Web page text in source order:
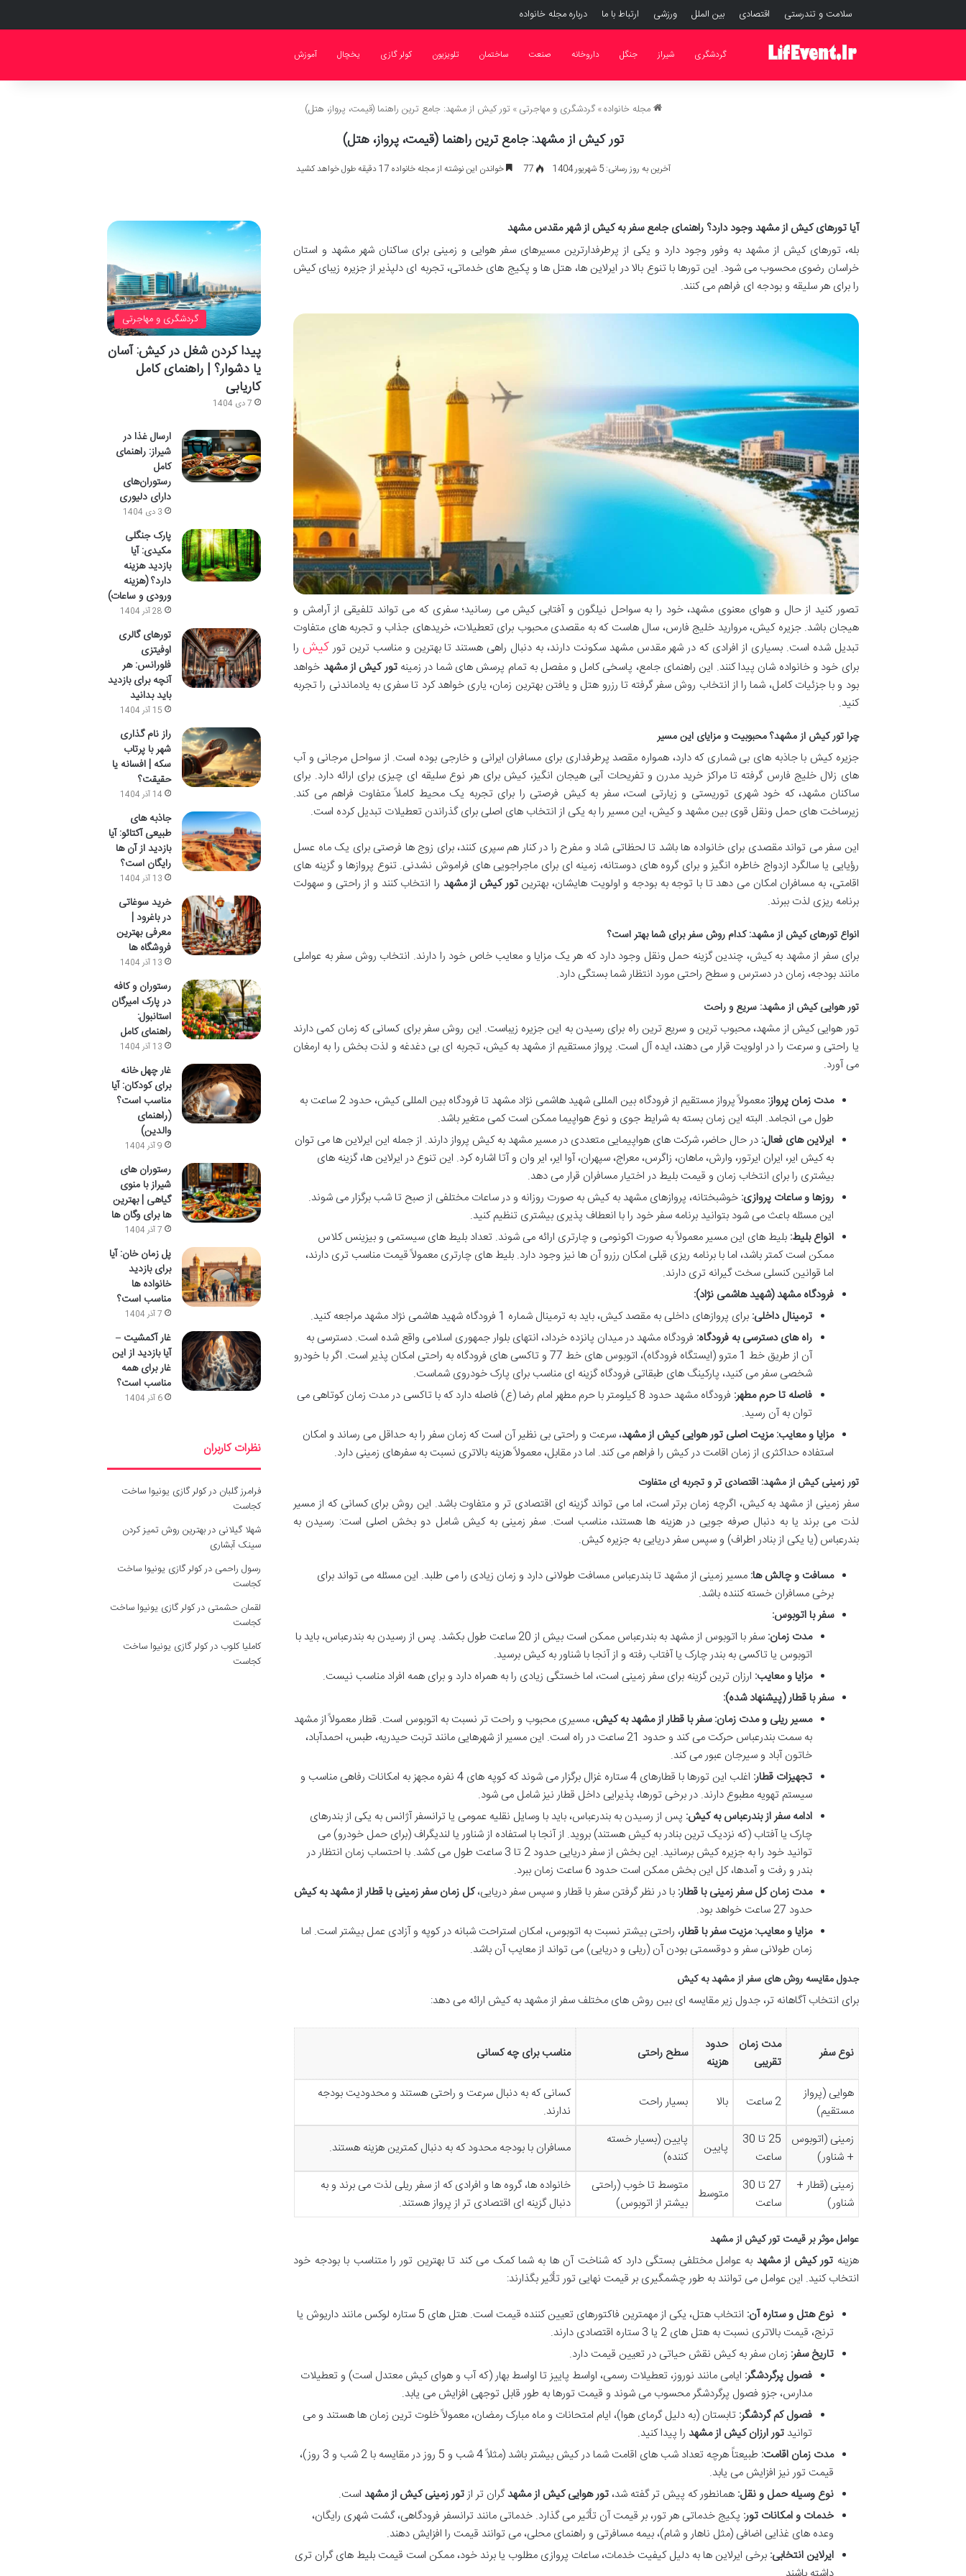
سلامت و تندرستی اقتصادی بین الملل ورزشی ارتباط با ما درباره مجله خانواده
گردشگری شیراز جنگل داروخانه صنعت ساختمان تلویزیون کولر گازی یخچال آموزش
مجله خانواده» گردشگری و مهاجرتی » تور کیش از مشهد: جامع ترین راهنما (قیمت، پرواز، هتل)
تور کیش از مشهد: جامع ترین راهنما (قیمت، پرواز، هتل)
آخرین به روز رسانی: 5 شهریور 1404 77 خواندن این نوشته از مجله خانواده 17 دقیقه طول خواهد کشید
آیا تورهای کیش از مشهد وجود دارد؟ راهنمای جامع سفر به کیش از شهر مقدس مشهد
بله، تورهای کیش از مشهد به وفور وجود دارد و یکی از پرطرفدارترین مسیرهای سفر هوایی و زمینی برای ساکنان شهر مشهد و استان
خراسان رضوی محسوب می شود. این تورها با تنوع بالا در ایرلاین ها، هتل ها و پکیج های خدماتی، تجربه ای دلپذیر از جزیره زیبای کیش
را برای هر سلیقه و بودجه ای فراهم می کنند.
تصور کنید از حال و هوای معنوی مشهد، خود را به سواحل نیلگون و آفتابی کیش می رسانید؛ سفری که می تواند تلفیقی از آرامش و
هیجان باشد. جزیره کیش، مروارید خلیج فارس، سال هاست که به مقصدی محبوب برای تعطیلات، خریدهای جذاب و تجربه های متفاوت
تبدیل شده است. بسیاری از افرادی که در شهر مقدس مشهد سکونت دارند، به دنبال راهی هستند تا بهترین و مناسب ترین تور کیشرا
برای خود و خانواده شان پیدا کنند. این راهنمای جامع، پاسخی کامل و مفصل به تمام پرسش های شما در زمینهتور کیش از مشهد خواهد
بود و با جزئیات کامل، شما را از انتخاب روش سفر گرفته تا رزرو هتل و یافتن بهترین زمان، یاری خواهد کرد تا سفری به یادماندنی را تجربه
کنید.
چرا تور کیش از مشهد؟ محبوبیت و مزایای این مسیر
جزیره کیش با جاذبه های بی شماری که دارد، همواره مقصد پرطرفداری برای مسافران ایرانی و خارجی بوده است. از سواحل مرجانی و آب
های زلال خلیج فارس گرفته تا مراکز خرید مدرن و تفریحات آبی هیجان انگیز، کیش برای هر نوع سلیقه ای چیزی برای ارائه دارد. برای
ساکنان مشهد، که خود شهری توریستی و زیارتی است، سفر به کیش فرصتی را برای تجربه یک محیط کاملاً متفاوت فراهم می کند.
زیرساخت های حمل ونقل قوی بین مشهد و کیش، این مسیر را به یکی از انتخاب های اصلی برای گذراندن تعطیلات تبدیل کرده است.
این سفر می تواند مقصدی برای خانواده ها باشد تا لحظاتی شاد و مفرح را در کنار هم سپری کنند، برای زوج ها فرصتی برای یک ماه عسل
رؤیایی یا سالگرد ازدواج خاطره انگیز و برای گروه های دوستانه، زمینه ای برای ماجراجویی های فراموش نشدنی. تنوع پروازها و گزینه های
اقامتی، به مسافران امکان می دهد تا با توجه به بودجه و اولویت هایشان، بهترینتور کیش از مشهد را انتخاب کنند و از راحتی و سهولت
برنامه ریزی لذت ببرند.
انواع تورهای کیش از مشهد: کدام روش سفر برای شما بهتر است؟
برای سفر از مشهد به کیش، چندین گزینه حمل ونقل وجود دارد که هر یک مزایا و معایب خاص خود را دارند. انتخاب روش سفر به عواملی
مانند بودجه، زمان در دسترس و سطح راحتی مورد انتظار شما بستگی دارد.
تور هوایی کیش از مشهد: سریع و راحت
تور هوایی کیش از مشهد، محبوب ترین و سریع ترین راه برای رسیدن به این جزیره زیباست. این روش سفر برای کسانی که زمان کمی دارند
یا راحتی و سرعت را در اولویت قرار می دهند، ایده آل است. پرواز مستقیم از مشهد به کیش، تجربه ای بی دغدغه و لذت بخش را به ارمغان
می آورد.
مدت زمان پرواز:
معمولاً پرواز مستقیم از فرودگاه بین المللی شهید هاشمی نژاد مشهد تا فرودگاه بین المللی کیش، حدود 2 ساعت به
طول می انجامد. البته این زمان بسته به شرایط جوی و نوع هواپیما ممکن است کمی متغیر باشد.
ایرلاین های فعال: در حال حاضر، شرکت های هواپیمایی متعددی در مسیر مشهد به کیش پرواز دارند. از جمله این ایرلاین ها می توان
به کیش ایر، ایران ایرتور، وارش، ماهان، زاگرس، معراج، سپهران، آوا ایر، ایر وان و آتا اشاره کرد. این تنوع در ایرلاین ها، گزینه های
بیشتری را برای انتخاب زمان و قیمت بلیط در اختیار مسافران قرار می دهد.
روزها و ساعات پروازی: خوشبختانه، پروازهای مشهد به کیش به صورت روزانه و در ساعات مختلفی از صبح تا شب برگزار می شوند.
این مسئله باعث می شود بتوانید برنامه سفر خود را با انعطاف پذیری بیشتری تنظیم کنید.
انواع بلیط: بلیط های این مسیر معمولاً به صورت اکونومی و چارتری ارائه می شوند. تعداد بلیط های سیستمی و بیزینس کلاس
ممکن است کمتر باشد، اما با برنامه ریزی قبلی امکان رزرو آن ها نیز وجود دارد. بلیط های چارتری معمولاً قیمت مناسب تری دارند،
اما قوانین کنسلی سخت گیرانه تری دارند.
فرودگاه مشهد (شهید هاشمی نژاد):
ترمینال داخلی: برای پروازهای داخلی به مقصد کیش، باید به ترمینال شماره 1 فرودگاه شهید هاشمی نژاد مشهد مراجعه کنید.
راه های دسترسی به فرودگاه: فرودگاه مشهد در میدان پانزده خرداد، انتهای بلوار جمهوری اسلامی واقع شده است. دسترسی به
آن از طریق خط 1 مترو (ایستگاه فرودگاه)، اتوبوس های خط 77 و تاکسی های فرودگاه به راحتی امکان پذیر است. اگر با خودرو
شخصی سفر می کنید، پارکینگ های طبقاتی فرودگاه گزینه ای مناسب برای پارک خودروی شماست.
فاصله تا حرم مطهر:
فرودگاه مشهد حدود 8 کیلومتر با حرم مطهر امام رضا (ع) فاصله دارد که با تاکسی در مدت زمان کوتاهی می
توان به آن رسید.
مزایا و معایب: مزیت اصلی تور هوایی کیش از مشهد، سرعت و راحتی بی نظیر آن است که زمان سفر را به حداقل می رساند و امکان
استفاده حداکثری از زمان اقامت در کیش را فراهم می کند. اما در مقابل، معمولاً هزینه بالاتری نسبت به سفرهای زمینی دارد.
تور زمینی کیش از مشهد: اقتصادی تر و تجربه ای متفاوت
سفر زمینی از مشهد به کیش، اگرچه زمان برتر است، اما می تواند گزینه ای اقتصادی تر و متفاوت باشد. این روش برای کسانی که از مسیر
لذت می برند یا به دنبال صرفه جویی در هزینه ها هستند، مناسب است. سفر زمینی به کیش شامل دو بخش اصلی است: رسیدن به
بندرعباس (یا یکی از بنادر اطراف) و سپس سفر دریایی به جزیره کیش.
مسافت و چالش ها: مسیر زمینی از مشهد تا بندرعباس مسافت طولانی دارد و زمان زیادی را می طلبد. این مسئله می تواند برای
برخی مسافران خسته کننده باشد.
سفر با اتوبوس:
مدت زمان:
سفر با اتوبوس از مشهد به بندرعباس ممکن است بیش از 20 ساعت طول بکشد. پس از رسیدن به بندرعباس، باید با
اتوبوس یا تاکسی به بندر چارک یا آفتاب رفته و از آنجا با شناور به کیش برسید.
مزایا و معایب: ارزان ترین گزینه برای سفر زمینی است، اما خستگی زیادی را به همراه دارد و برای همه افراد مناسب نیست.
سفر با قطار (پیشنهاد شده):
مسیر ریلی و مدت زمان: سفر با قطار از مشهد به کیش، مسیری محبوب و راحت تر نسبت به اتوبوس است. قطار معمولاً از مشهد
به سمت بندرعباس حرکت می کند و حدود 21 ساعت در راه است. این مسیر از شهرهایی مانند تربت حیدریه، طبس، احمدآباد،
خاتون آباد و سیرجان عبور می کند.
تجهیزات قطار:
اغلب این تورها با قطارهای 4 ستاره غزال برگزار می شوند که کوپه های 4 نفره مجهز به امکانات رفاهی مناسب و
سیستم تهویه مطبوع دارند. در برخی تورها، پذیرایی داخل قطار نیز شامل می شود.
ادامه سفر از بندرعباس به کیش: پس از رسیدن به بندرعباس، باید با وسایل نقلیه عمومی یا ترانسفر آژانس به یکی از بندرهای
چارک یا آفتاب (که نزدیک ترین بنادر به کیش هستند) بروید. از آنجا با استفاده از شناور یا لندیگراف (برای حمل خودرو) می
توانید خود را به جزیره کیش برسانید. این بخش از سفر دریایی حدود 2 تا 3 ساعت طول می کشد. با احتساب زمان انتظار در
بندر و رفت و آمدها، کل این بخش ممکن است حدود 6 ساعت زمان ببرد.
مدت زمان کل سفر زمینی با قطار: با در نظر گرفتن سفر با قطار و سپس سفر دریایی،کل زمان سفر زمینی با قطار از مشهد به کیش
حدود 27 ساعت خواهد بود.
مزایا و معایب: مزیت سفر با قطار، راحتی بیشتر نسبت به اتوبوس، امکان استراحت شبانه در کوپه و آزادی عمل بیشتر است. اما
زمان طولانی سفر و دوقسمتی بودن آن (ریلی و دریایی) می تواند از معایب آن باشد.
جدول مقایسه روش های سفر از مشهد به کیش
برای انتخاب آگاهانه تر، جدول زیر مقایسه ای بین روش های مختلف سفر از مشهد به کیش ارائه می دهد:
نوع سفر
مدت زمان
تقریبی
حدود
هزینه
سطح راحتی مناسب برای چه کسانی
هوایی (پرواز
مستقیم)
2 ساعت بالا بسیار راحت
کسانی که به دنبال سرعت و راحتی هستند و محدودیت بودجه
ندارند.
زمینی (اتوبوس
+ شناور)
25 تا 30
ساعت
پایین
پایین (بسیار خسته
کننده)
مسافران با بودجه محدود که به دنبال کمترین هزینه هستند.
زمینی (قطار +
شناور)
27 تا 30
ساعت
متوسط
متوسط تا خوب (راحتی
بیشتر از اتوبوس)
خانواده ها، گروه ها و افرادی که از سفر ریلی لذت می برند و به
دنبال گزینه ای اقتصادی تر از پرواز هستند.
عوامل موثر بر قیمت تور کیش از مشهد
هزینه تور کیش از مشهد به عوامل مختلفی بستگی دارد که شناخت آن ها به شما کمک می کند تا بهترین تور را متناسب با بودجه خود
انتخاب کنید. این عوامل می توانند به طور چشمگیری بر قیمت نهایی تور تأثیر بگذارند:
نوع هتل و ستاره آن:
انتخاب هتل، یکی از مهمترین فاکتورهای تعیین کننده قیمت است. هتل های 5 ستاره لوکس مانند داریوش یا
ترنج، قیمت بالاتری نسبت به هتل های 2 یا 3 ستاره اقتصادی دارند.
تاریخ سفر: زمان سفر به کیش نقش حیاتی در تعیین قیمت دارد.
فصول پرگردشگر: ایامی مانند نوروز، تعطیلات رسمی، اواسط پاییز تا اواسط بهار (که آب و هوای کیش معتدل است) و تعطیلات
مدارس، جزو فصول پرگردشگر محسوب می شوند و قیمت تورها به طور قابل توجهی افزایش می یابد.
فصول کم گردشگر: تابستان (به دلیل گرمای هوا)، ایام امتحانات و ماه مبارک رمضان، معمولاً خلوت ترین زمان ها هستند و می
توانیدتور ارزان کیش از مشهد را پیدا کنید.
مدت زمان اقامت:
طبیعتاً هرچه تعداد شب های اقامت شما در کیش بیشتر باشد (مثلاً 4 شب و 5 روز در مقایسه با 2 شب و 3 روز)،
قیمت تور نیز افزایش می یابد.
نوع وسیله حمل و نقل: همانطور که پیش تر گفته شد،تور هوایی کیش از مشهدگران تر ازتور زمینی کیش از مشهد است.
خدمات و امکانات تور: پکیج خدماتی هر تور، بر قیمت آن تأثیر می گذارد. خدماتی مانند ترانسفر فرودگاهی، گشت شهری رایگان،
وعده های غذایی اضافی (مثل ناهار و شام)، بیمه مسافرتی و راهنمای محلی، می توانند قیمت را افزایش دهند.
ایرلاین انتخابی: برخی ایرلاین ها به دلیل کیفیت خدمات، ساعات پروازی مطلوب یا برند خود، ممکن است قیمت بلیط های گران تری
گردشگری و مهاجرتی
پیدا کردن شغل در کیش: آسان
یا دشوار؟ | راهنمای کامل
کاریابی
7 دی 1404
ارسال غذا در
شیراز: راهنمای
کامل
رستوران‌های
دارای دلیوری
3 دی 1404
پارک جنگلی
مکیدی: آیا
بازدید هزینه
دارد؟ (هزینه
ورودی و ساعات)
28 آذر 1404
تورهای گالری
اوفیتزی
فلورانس: هر
آنچه برای بازدید
باید بدانید
15 آذر 1404
راز نام گذاری
شهر با پرتاب
سکه | افسانه یا
حقیقت؟
14 آذر 1404
جاذبه های
طبیعی آکتائو: آیا
بازدید از آن ها
رایگان است؟
13 آذر 1404
خرید سوغاتی
در باغرود |
معرفی بهترین
فروشگاه ها
13 آذر 1404
رستوران و کافه
در پارک امیرگان
استانبول:
راهنمای کامل
13 آذر 1404
غار چهل خانه
برای کودکان: آیا
مناسب است؟
(راهنمای
والدین)
9 آذر 1404
رستوران های
شیراز با منوی
گیاهی | بهترین
ها برای وگان ها
7 آذر 1404
پل زمان خان: آیا
برای بازدید
خانواده ها
مناسب است؟
7 آذر 1404
غار آکمشیت –
آیا بازدید از این
غار برای همه
مناسب است؟
6 آذر 1404
نظرات کاربران
فرامرز گلبان درکولر گازی یونیوا ساخت
کجاست
شهلا گیلانی دربهترین روش تمیز کردن
سینک آبشاری
رسول راحمی درکولر گازی یونیوا ساخت
کجاست
لقمان حشمتی درکولر گازی یونیوا ساخت
کجاست
کاملیا کلوب درکولر گازی یونیوا ساخت
کجاست